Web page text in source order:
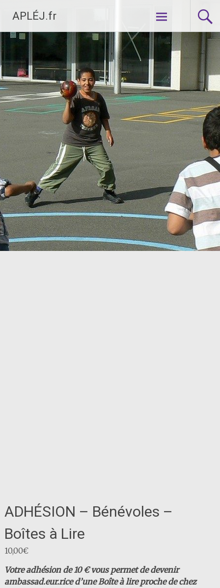
contenu
principal
APLÉJ.fr
ADHÉSION – Bénévoles –
Boîtes à Lire
10,00€
Votre adhésion de 10 € vous permet de devenir
ambassad.eur.rice d’une Boîte à lire proche de chez